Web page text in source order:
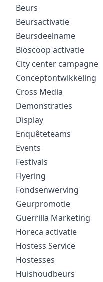
Beurs
Beursactivatie
Beursdeelname
Bioscoop activatie
City center campagne
Conceptontwikkeling
Cross Media
Demonstraties
Display
Enquêteteams
Events
Festivals
Flyering
Fondsenwerving
Geurpromotie
Guerrilla Marketing
Horeca activatie
Hostess Service
Hostesses
Huishoudbeurs